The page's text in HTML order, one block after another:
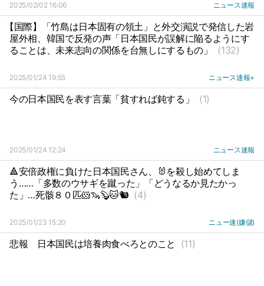
2025/02/02 16:06 ニュース速報
【国際】「竹島は日本固有の領土」と外交演説で発信した岩
屋外相、韓国で反発の声「日本国民が誤解に陥るようにす
ることは、未来志向の関係を台無しにするもの」
(132)
2025/01/24 19:55 ニュース速報+
今の日本国民を表す言葉「貧すれば鈍する」 (1)
2025/01/24 12:24 ニュース速報
🔺安倍政権に負けた日本国民さん、🐰を殺し始めてしま
う……「多数のウサギを蹴った」「どうなるか見たかっ
た」…死骸８０匹🐹🦦🦫🐱🐿️ (4)
2025/01/23 15:20 ニュー速(嫌儲)
悲報 日本国民は培養肉食べろとのこと (11)